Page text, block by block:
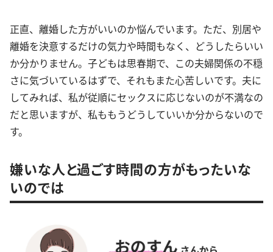
正直、離婚した方がいいのか悩んでいます。ただ、別居や
離婚を決意するだけの気力や時間もなく、どうしたらいい
か分かりません。子どもは思春期で、この夫婦関係の不穏
さに気づいているはずで、それもまた心苦しいです。夫に
してみれば、私が従順にセックスに応じないのが不満なの
だと思いますが、私ももうどうしていいか分からないので
す。
嫌いな人と過ごす時間の方がもったいな
いのでは